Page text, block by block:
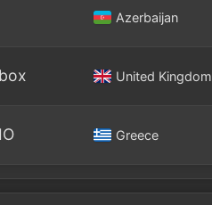
Azerbaijan
United Kingdom
Greece